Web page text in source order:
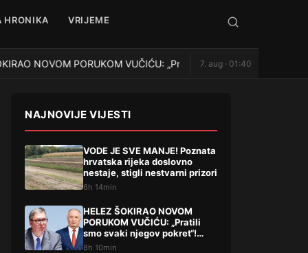
HRONIKA VRIJEME
NOVOM PORUKOM VUČIĆU: „Pratili smo svaki njegov
7. aug · 01:40
NAJNOVIJE VIJESTI
VODE JE SVE MANJE! Poznata
hrvatska rijeka doslovno
nestaje, stigli nestvarni prizori
6h 14min
HELEZ ŠOKIRAO NOVOM
PORUKOM VUČIĆU: „Pratili
smo svaki njegov pokret“!
Pominjao i hapšenje, stigao
8h 10min